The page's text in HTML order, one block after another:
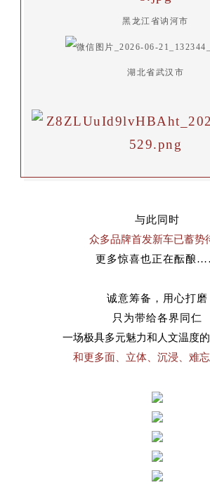
黑龙江省讷河市
湖北省武汉市
与此同时
众多品牌首发新车已蓄势
更多惊喜也正在酝酿
诚意筹备，用心打磨
只为带给各界同仁
一场极具多元魅力和人文温度
和更多面、 立体、 沉浸、 难忘